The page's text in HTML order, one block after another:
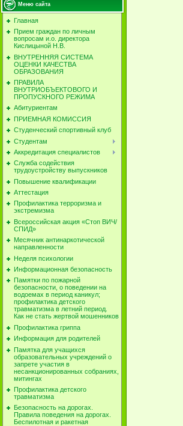
Меню сайта
Главная
Прием граждан по личным
вопросам и.о. директора
Кислицыной Н.В.
ВНУТРЕННЯЯ СИСТЕМА
ОЦЕНКИ КАЧЕСТВА
ОБРАЗОВАНИЯ
ПРАВИЛА
ВНУТРИОБЪЕКТОВОГО И
ПРОПУСКНОГО РЕЖИМА
Абитуриентам
ПРИЕМНАЯ КОМИССИЯ
Студенческий спортивный клуб
Студентам
Аккредитация специалистов
Cлужба содействия
трудоустройству выпускников
Повышение квалификации
Аттестация
Профилактика терроризма и
экстремизма
Всероссийская акция «Стоп ВИЧ/
СПИД»
Месячник антинаркотической
направленности
Неделя психологии
Информационная безопасность
Памятки по пожарной
безопасности, о поведении на
водоемах в период каникул;
профилактика детского
травматизма в летний период.
Как не стать жертвой мошенников
Профилактика гриппа
Информация для родителей
Памятка для учащихся
образовательных учреждений о
запрете участия в
несанкционированных собраниях,
митингах
Профилактика детского
травматизма
Безопасность на дорогах.
Правила поведения на дорогах.
Беспилотная и ракетная